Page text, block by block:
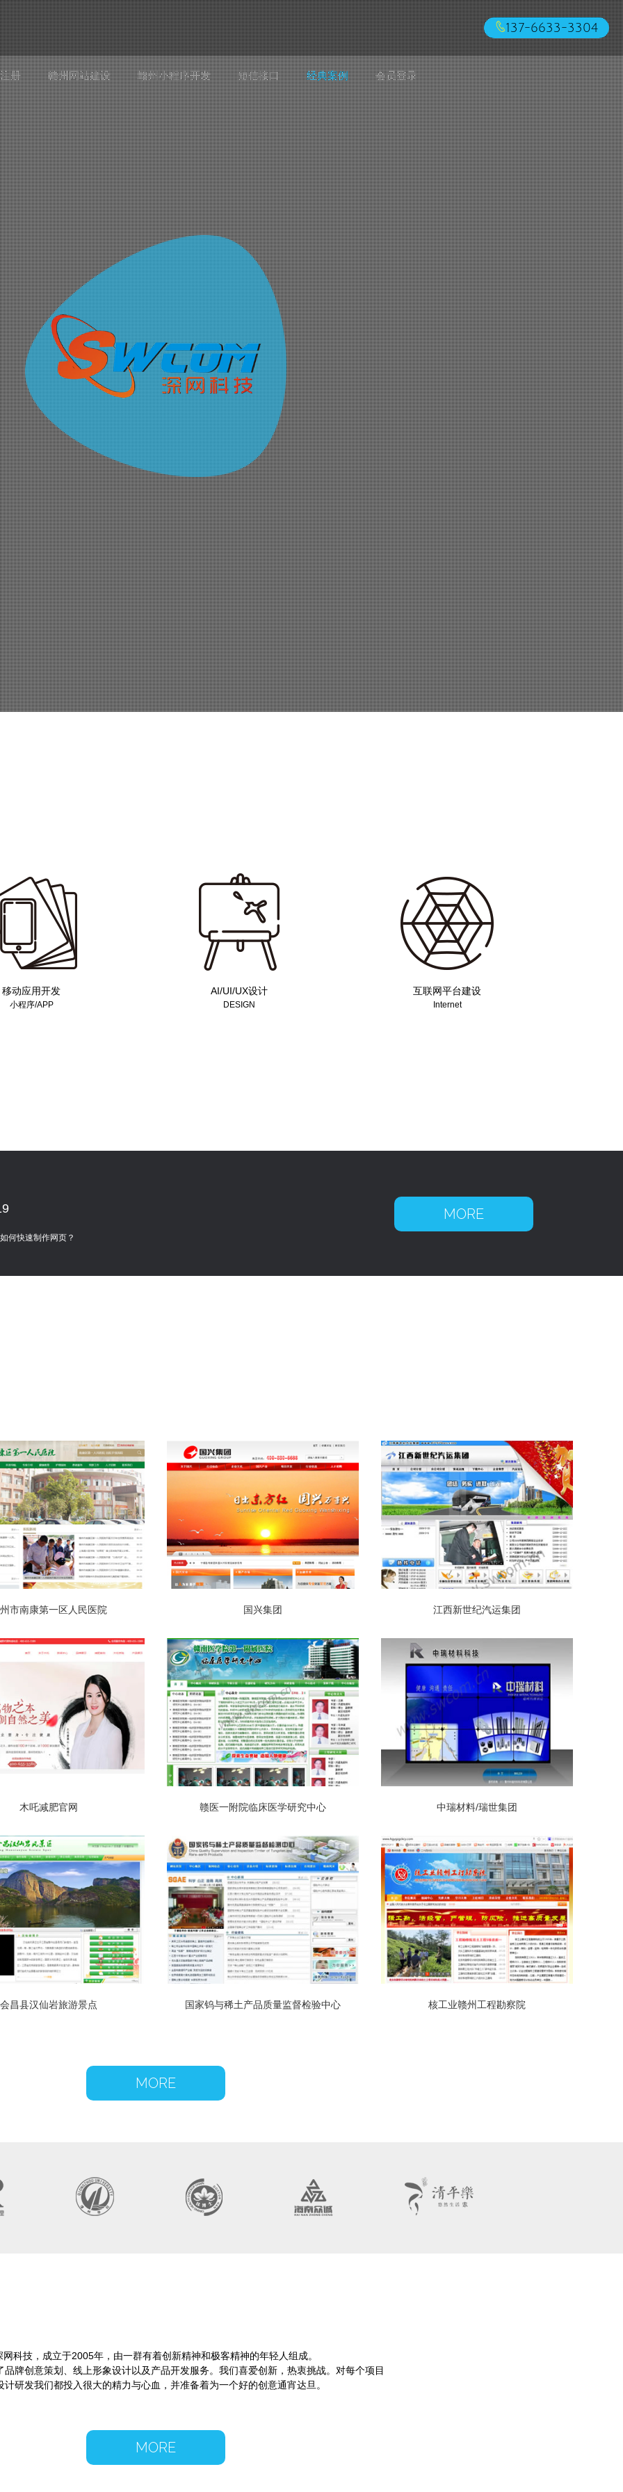
册 赣州网站建设 赣州小程序开发 短信接口 经典案例 会员登录
137-6633-3304
移动应用开发
小程序/APP
AI/UI/UX设计
DESIGN
互联网平台建设
Internet
何快速制作网页？
MORE
市南康第一区人民医院 国兴集团 江西新世纪汽运集团
木吒减肥官网 赣医一附院临床医学研究中心 中瑞材料/瑞世集团
会昌县汉仙岩旅游景点 国家钨与稀土产品质量监督检验中心 核工业赣州工程勘察院
MORE
网科技，成立于2005年，由一群有着创新精神和极客精神的年轻人组成。
品牌创意策划、线上形象设计以及产品开发服务。我们喜爱创新，热衷挑战。对每个项目
计研发我们都投入很大的精力与心血，并准备着为一个好的创意通宵达旦。
MORE